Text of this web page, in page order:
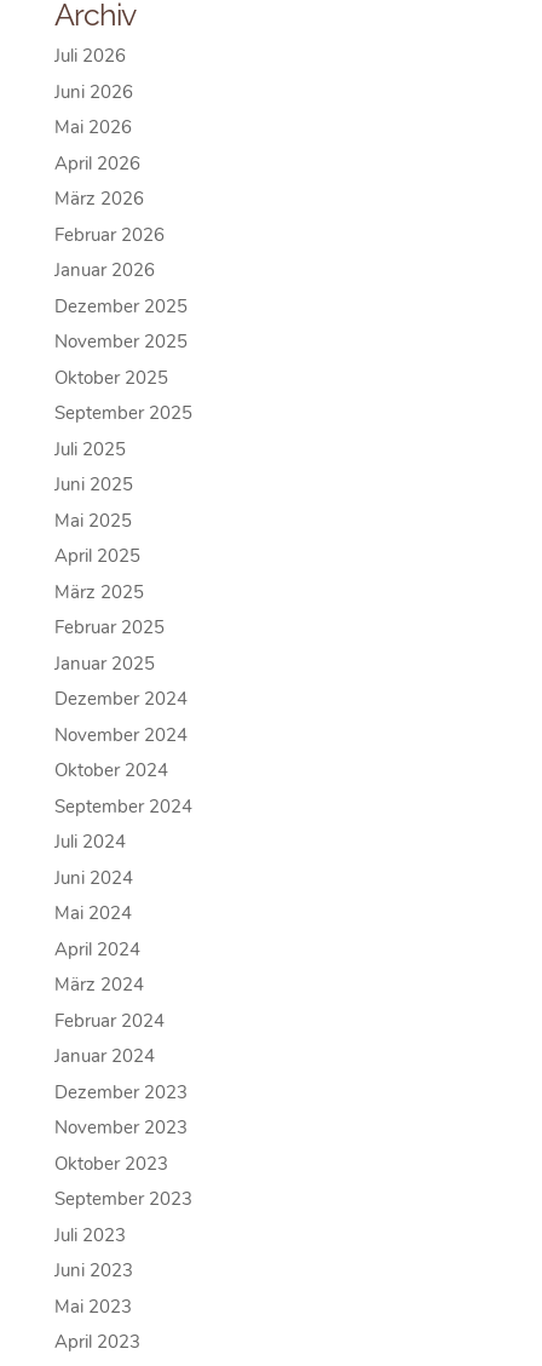
Archiv
Juli 2026
Juni 2026
Mai 2026
April 2026
März 2026
Februar 2026
Januar 2026
Dezember 2025
November 2025
Oktober 2025
September 2025
Juli 2025
Juni 2025
Mai 2025
April 2025
März 2025
Februar 2025
Januar 2025
Dezember 2024
November 2024
Oktober 2024
September 2024
Juli 2024
Juni 2024
Mai 2024
April 2024
März 2024
Februar 2024
Januar 2024
Dezember 2023
November 2023
Oktober 2023
September 2023
Juli 2023
Juni 2023
Mai 2023
April 2023